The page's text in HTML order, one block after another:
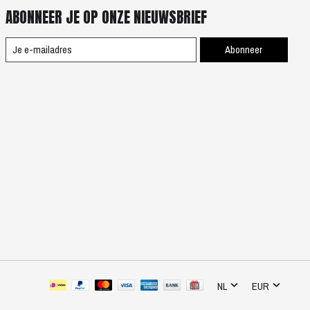
ABONNEER JE OP ONZE NIEUWSBRIEF
Abonneer
NL EUR